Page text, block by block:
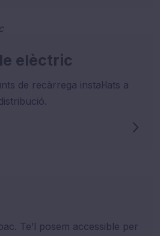
elèctric
de recàrrega instal·lats a
Te’l posem accessible per